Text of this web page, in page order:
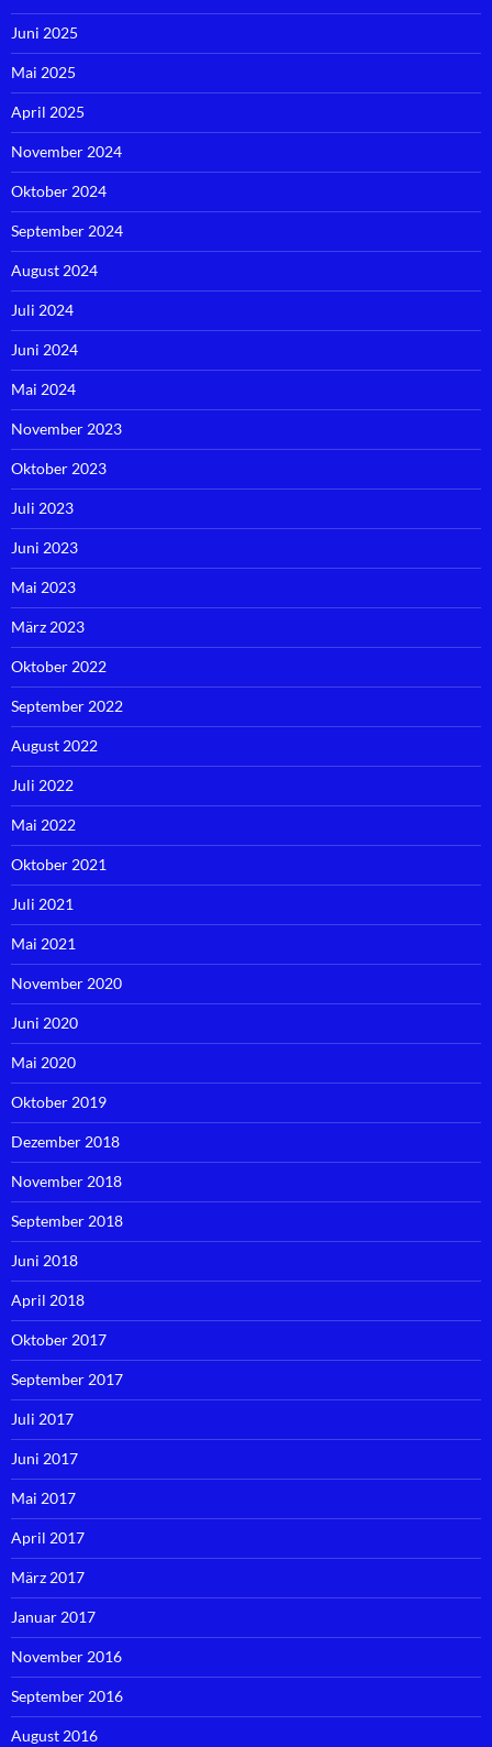
Juni 2025
Mai 2025
April 2025
November 2024
Oktober 2024
September 2024
August 2024
Juli 2024
Juni 2024
Mai 2024
November 2023
Oktober 2023
Juli 2023
Juni 2023
Mai 2023
März 2023
Oktober 2022
September 2022
August 2022
Juli 2022
Mai 2022
Oktober 2021
Juli 2021
Mai 2021
November 2020
Juni 2020
Mai 2020
Oktober 2019
Dezember 2018
November 2018
September 2018
Juni 2018
April 2018
Oktober 2017
September 2017
Juli 2017
Juni 2017
Mai 2017
April 2017
März 2017
Januar 2017
November 2016
September 2016
August 2016